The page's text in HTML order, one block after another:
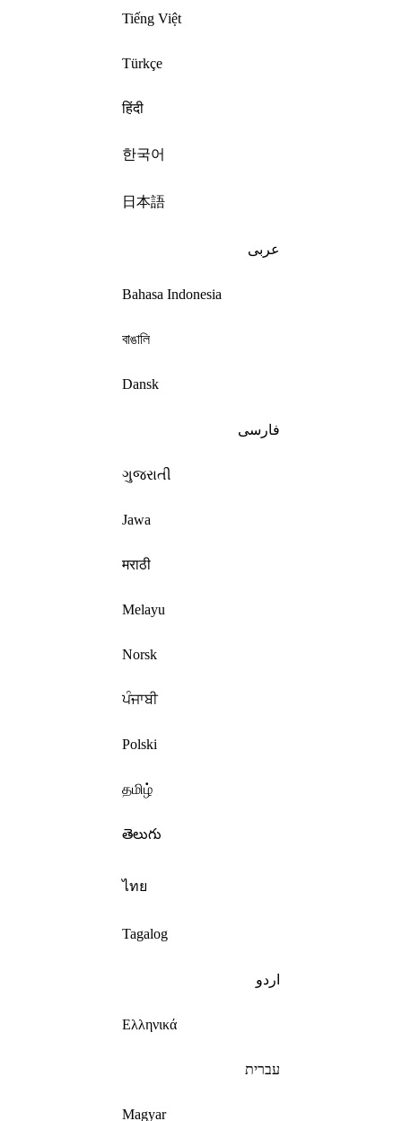
Tiếng Việt
Türkçe
हिंदी
한국어
日本語
عربى
Bahasa Indonesia
বাঙালি
Dansk
فارسی
ગુજરાતી
Jawa
मराठी
Melayu
Norsk
ਪੰਜਾਬੀ
Polski
தமிழ்
తెలుగు
ไทย
Tagalog
اردو
Ελληνικά
עברית
Magyar